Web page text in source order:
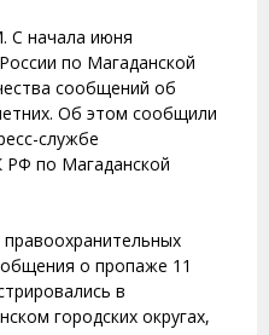
начала июня
по Магаданской
сообщений об
Об этом сообщили
службе
РФ по Магаданской
о пропаже 11
в
городских округах,